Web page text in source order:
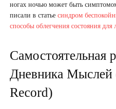
ногах ночью может быть
писали в статье синдром
способы облегчения состояния для
Самостоятельная
Дневника
Record)